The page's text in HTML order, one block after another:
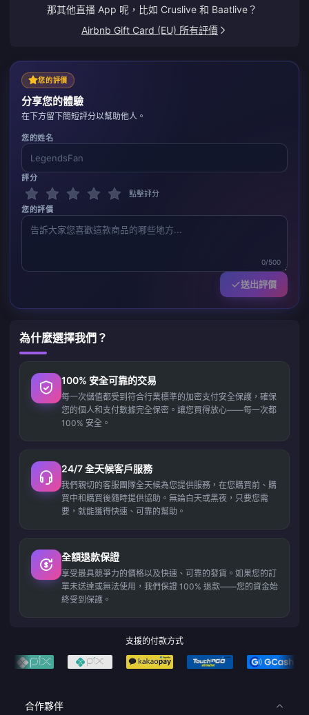
那其他直播 App 呢，比如 Cruslive 和 Baatlive？
Airbnb Gift Card (EU) 所有評價
您的評價
分享您的體驗
在下方留下簡短評分以幫助他人。
您的姓名
評分
點擊評分
您的評價
0/500
送出評價
為什麼選擇我們？
100% 安全可靠的交易
每一次儲值都受到符合行業標準的加密支付安全保護，確保
您的個人和支付數據完全保密。讓您買得放心——每一次都
100% 安全。
24/7 全天候客戶服務
我們親切的客服團隊全天候為您提供服務，在您購買前、購
買中和購買後隨時提供協助。無論白天或黑夜，只要您需
要，就能獲得快速、可靠的幫助。
全額退款保證
享受最具競爭力的價格以及快速、可靠的發貨。如果您的訂
單未送達或無法使用，我們保證 100% 退款——您的資金始
終受到保護。
支援的付款方式
合作夥伴